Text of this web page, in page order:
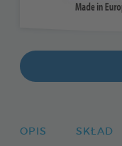
OPIS SKŁAD